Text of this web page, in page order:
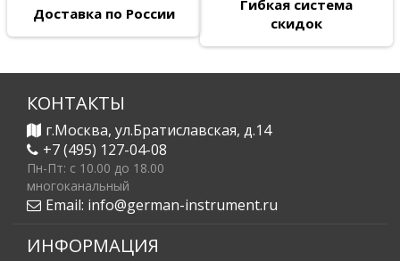
Доставка по России
Гибкая система
скидок
КОНТАКТЫ
г.Москва, ул.Братиславская, д.14
+7 (495) 127-04-08
Пн-Пт: c 10.00 до 18.00
многоканальный
Email: info@german-instrument.ru
ИНФОРМАЦИЯ